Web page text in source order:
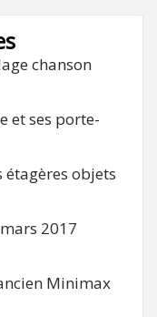
chanson
et ses porte-
étagères objets
2017
Minimax